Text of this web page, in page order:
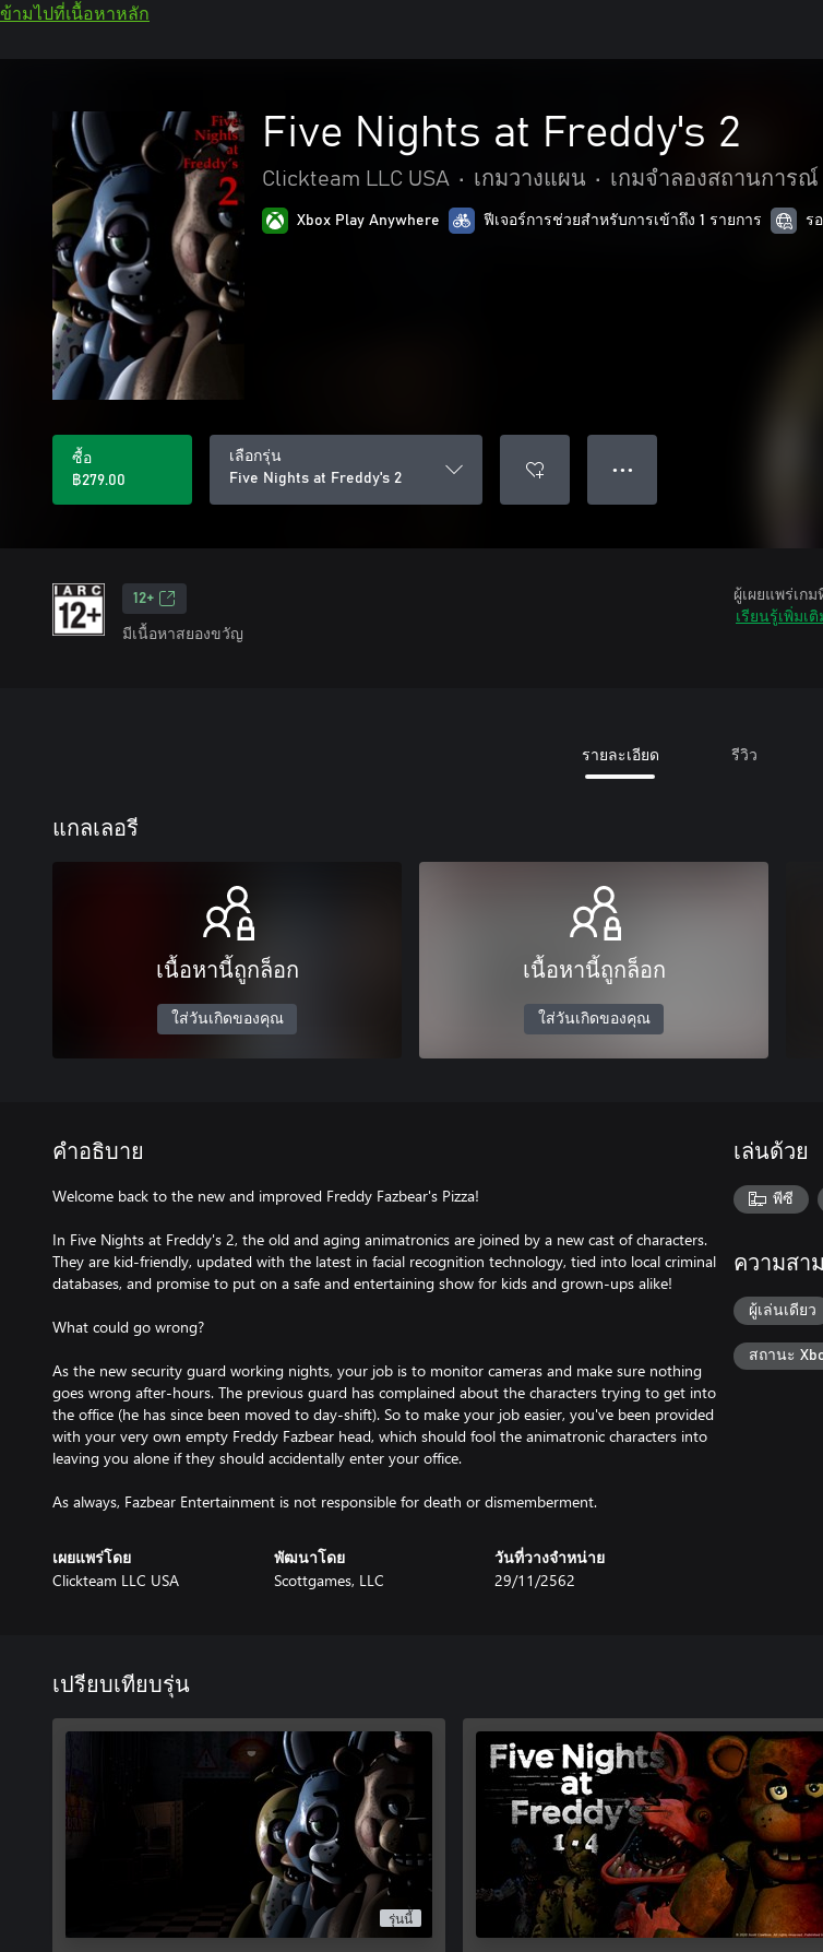
ข้ามไปที่เนื้อหาหลัก
Five Nights at Freddy's 2
Clickteam LLC USA • เกมวางแผน • เกมจำลองสถานการณ์
Xbox Play Anywhere ฟีเจอร์การช่วยสำหรับการเข้าถึง 1 รายการ ร
ซื้อ
฿279.00
เลือกรุ่น
Five Nights at Freddy's 2
● ● ●
12+
มีเนื้อหาสยองขวัญ
ผู้เผยแพร่เก
เรียนรู้เพิ่มเติ
รายละเอียด รีวิว
แกลเลอรี
เนื้อหานี้ถูกล็อก
ใส่วันเกิดของคุณ
เนื้อหานี้ถูกล็อก
ใส่วันเกิดของคุณ
คำอธิบาย
Welcome back to the new and improved Freddy Fazbear's Pizza!
In Five Nights at Freddy's 2, the old and aging animatronics are joined by a new cast of characters.
They are kid-friendly, updated with the latest in facial recognition technology, tied into local criminal
databases, and promise to put on a safe and entertaining show for kids and grown-ups alike!
What could go wrong?
As the new security guard working nights, your job is to monitor cameras and make sure nothing
goes wrong after-hours. The previous guard has complained about the characters trying to get into
the office (he has since been moved to day-shift). So to make your job easier, you've been provided
with your very own empty Freddy Fazbear head, which should fool the animatronic characters into
leaving you alone if they should accidentally enter your office.
As always, Fazbear Entertainment is not responsible for death or dismemberment.
เผยแพร่โดย
Clickteam LLC USA
พัฒนาโดย
Scottgames, LLC
วันที่วางจำหน่าย
29/11/2562
เล่นด้วย
พีซี
ความสา
ผู้เล่นเดียว
สถานะ
เปรียบเทียบรุ่น
รุ่นนี้